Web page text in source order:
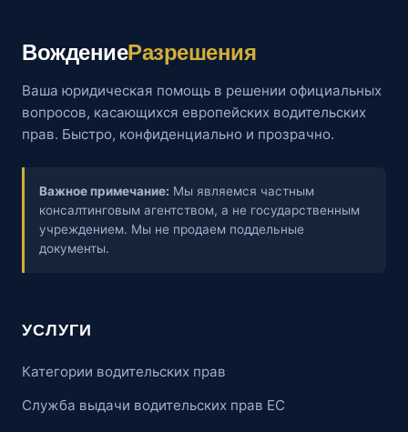
ВождениеРазрешения
Ваша юридическая помощь в решении официальных
вопросов, касающихся европейских водительских
прав. Быстро, конфиденциально и прозрачно.
Важное примечание: Мы являемся частным
консалтинговым агентством, а не государственным
учреждением. Мы не продаем поддельные
документы.
УСЛУГИ
Категории водительских прав
Служба выдачи водительских прав ЕС